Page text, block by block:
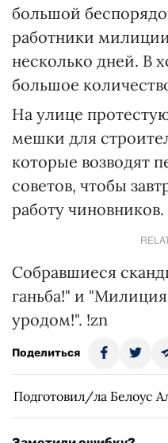
большой
работники
несколько дней. В
большое
На улице
мешки для
которые возводят
советов, чтобы
работу чиновников.
Собравшиеся
ганьба!" и
уродом!". !zn
Поделиться
Подготовил/ла Белоус